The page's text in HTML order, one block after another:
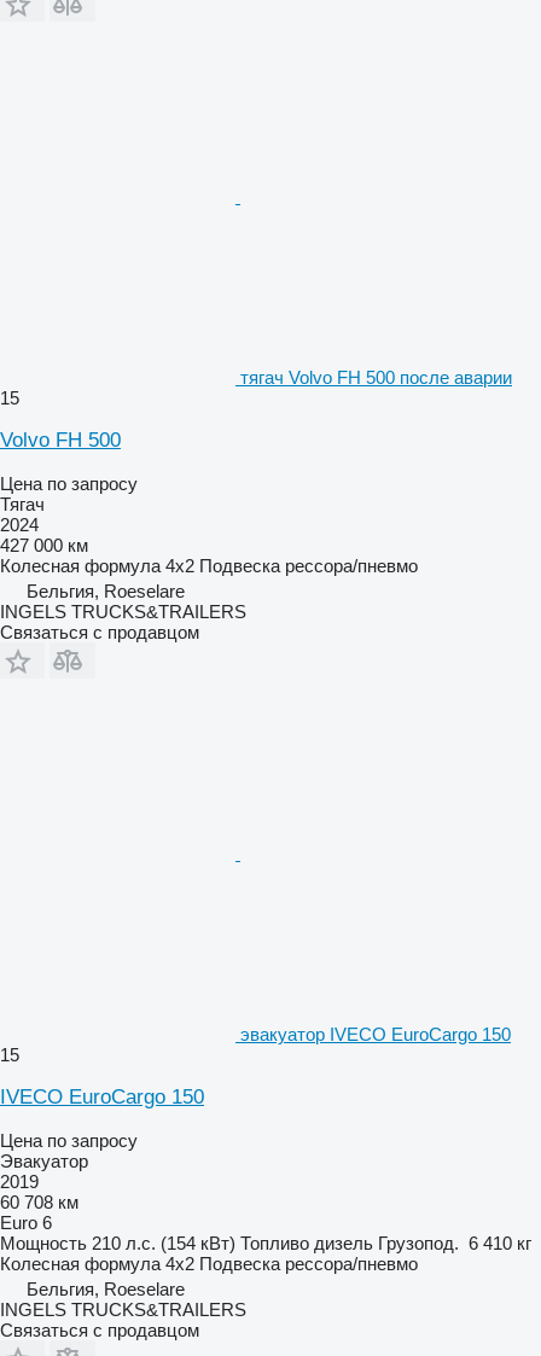
тягач Volvo FH 500 после аварии
15
Volvo FH 500
Цена по запросу
Тягач
2024
427 000 км
Колесная формула 4x2 Подвеска рессора/пневмо
Бельгия, Roeselare
INGELS TRUCKS&TRAILERS
Связаться с продавцом
эвакуатор IVECO EuroCargo 150
15
IVECO EuroCargo 150
Цена по запросу
Эвакуатор
2019
60 708 км
Euro 6
Мощность 210 л.с. (154 кВт) Топливо дизель Грузопод. 6 410 кг
Колесная формула 4x2 Подвеска рессора/пневмо
Бельгия, Roeselare
INGELS TRUCKS&TRAILERS
Связаться с продавцом